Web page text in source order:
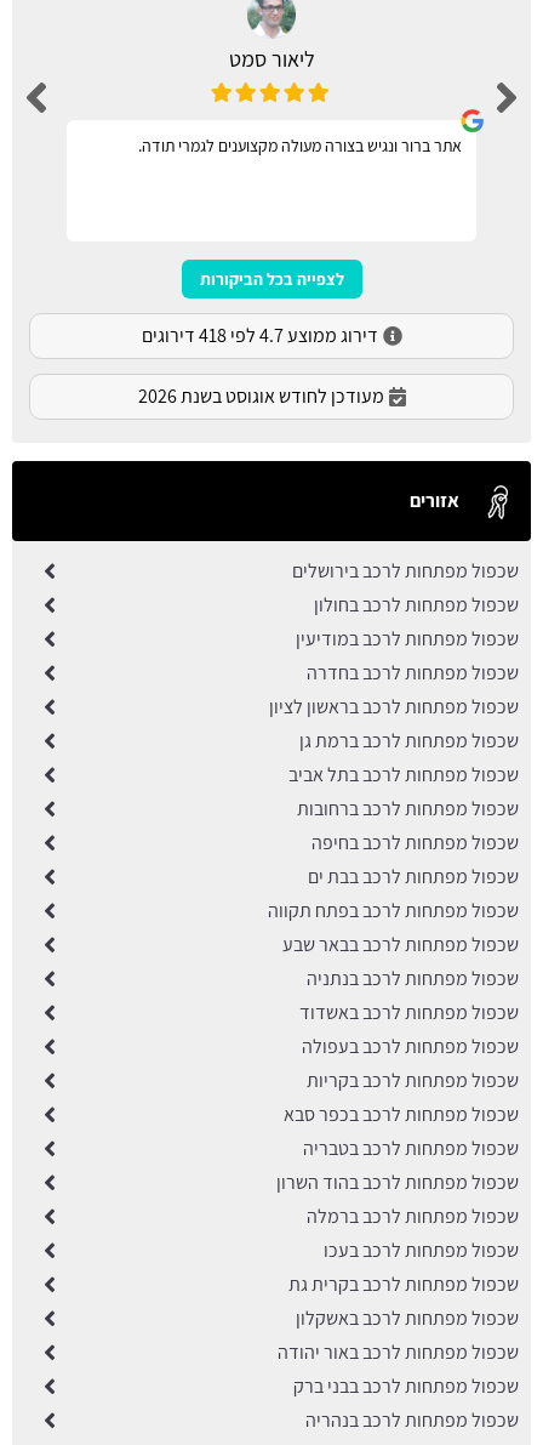
ליאור סמט
אתר ברור ונגיש בצורה מעולה מקצוענים לגמרי תודה.
לצפייה בכל הביקורות
דירוג ממוצע 4.7 לפי 418 דירוגים
מעודכן לחודש אוגוסט בשנת 2026
אזורים
שכפול מפתחות לרכב בירושלים
שכפול מפתחות לרכב בחולון
שכפול מפתחות לרכב במודיעין
שכפול מפתחות לרכב בחדרה
שכפול מפתחות לרכב בראשון לציון
שכפול מפתחות לרכב ברמת גן
שכפול מפתחות לרכב בתל אביב
שכפול מפתחות לרכב ברחובות
שכפול מפתחות לרכב בחיפה
שכפול מפתחות לרכב בבת ים
שכפול מפתחות לרכב בפתח תקווה
שכפול מפתחות לרכב בבאר שבע
שכפול מפתחות לרכב בנתניה
שכפול מפתחות לרכב באשדוד
שכפול מפתחות לרכב בעפולה
שכפול מפתחות לרכב בקריות
שכפול מפתחות לרכב בכפר סבא
שכפול מפתחות לרכב בטבריה
שכפול מפתחות לרכב בהוד השרון
שכפול מפתחות לרכב ברמלה
שכפול מפתחות לרכב בעכו
שכפול מפתחות לרכב בקרית גת
שכפול מפתחות לרכב באשקלון
שכפול מפתחות לרכב באור יהודה
שכפול מפתחות לרכב בבני ברק
שכפול מפתחות לרכב בנהריה